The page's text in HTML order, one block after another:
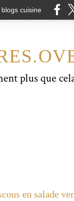
cuisine
en salade